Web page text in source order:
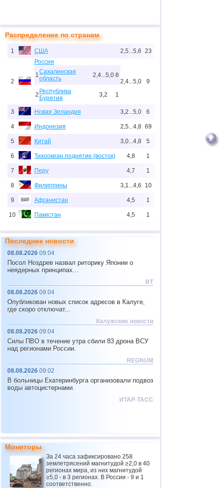
Распределение по странам
1 США 2,5...5,6 23
2
Россия
1Сахалинская
область
2,4...5,0 8
2 Республика
Бурятия
3,2 1
2,4...5,0 9
3 Новая Зеландия 3,2...5,0 6
4 Индонезия 2,5...4,8 69
5 Китай 3,0...4,8 5
6 Тихоокеан.поднятие (восток) 4,8 1
7 Перу 4,7 1
8 Филиппины 3,1...4,6 10
9 Афганистан 4,5 1
10 Пакистан 4,5 1
12 Япония
13
14 о.Шпицберген и Ян-Майен
15 Тонга
16 Мексика 3,0...4,3
18 Мадагаскар
19 Непал
3,0...3,8 2
21 Центральная Америка
22 Бутан
26 Турция
27 Австрия 3,5 1
28 ДР 3,2...3,4
Последние новости
08.08.2026 09:04
Посол Ноздрев назвал риторику Японии о
неядерных принципах...
RT
08.08.2026 09:04
Опубликован новых список адресов в Калуге,
где скоро отключат...
Калужские новости
08.08.2026 09:04
Силы ПВО в течение утра сбили 83 дрона ВСУ
над регионами России.
REGNUM
08.08.2026 09:02
В больницы Екатеринбурга организовали подвоз
воды автоцистернами.
ИТАР-ТАСС
Мониторы
За 24 часа зафиксировано 258
землетрясений магнитудой ≥2,0 в 40
регионах мира, из них магнитудой
≥5,0 - в 3 регионах. В России - 9 и 1
соответственно.